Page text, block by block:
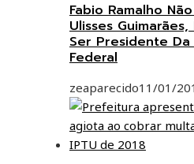
Fabio Ramalho
Ulisses
Ser Presidente Da
Federal
zeaparecido11/01/